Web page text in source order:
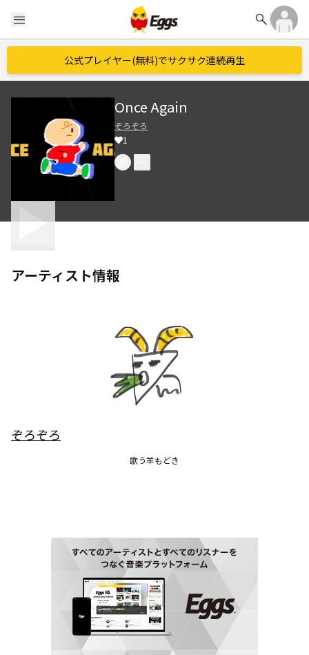
menu search
公式プレイヤー(無料)でサクサク連続再生
Once Again
ぞろぞろ
1
アーティスト情報
ぞろぞろ
歌う羊もどき